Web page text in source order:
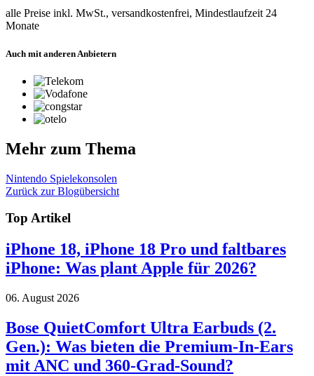
alle Preise inkl. MwSt., versandkostenfrei, Mindestlaufzeit 24
Monate
Auch mit anderen Anbietern
Mehr zum Thema
Nintendo Spielekonsolen
Zurück zur Blogübersicht
Top Artikel
iPhone 18, iPhone 18 Pro und faltbares
iPhone: Was plant Apple für 2026?
06. August 2026
Bose QuietComfort Ultra Earbuds (2.
Gen.): Was bieten die Premium-In-Ears
mit ANC und 360-Grad-Sound?